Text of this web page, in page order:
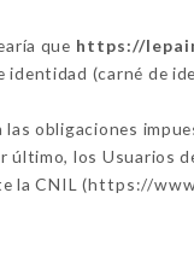
que https://
(carné de
obligaciones
último, los Usuarios
la CNIL (https://